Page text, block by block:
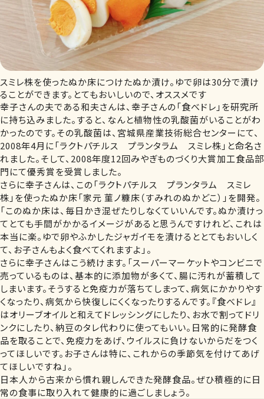
スミレ株を使ったぬか床につけたぬか漬け。ゆで卵は30分で漬け
ることができます。とてもおいしいので、オススメです
幸子さんの夫である和夫さんは、幸子さんの「食べドレ」を研究所
に持ち込みました。すると、なんと植物性の乳酸菌がいることがわ
かったのです。その乳酸菌は、宮城県産業技術総合センターにて、
2008年4月に「ラクトパチルス プランタラム スミレ株」と命名さ
れました。そして、2008年度12回みやぎものづくり大賞加工食品部
門にて優秀賞を受賞しました。
さらに幸子さんは、この「ラクトパチルス プランタラム スミレ
株」を使ったぬか床「家元 菫ノ糠床（すみれのぬかどこ）」を開発。
「このぬか床は、毎日かき混ぜたりしなくていいんです。ぬか漬けっ
てとても手間がかかるイメージがあると思うんですけれど、これは
本当に楽。ゆで卵やふかしたジャガイモを漬けるととてもおいしく
て、お子さんもよく食べてくれますよ」。
さらに幸子さんはこう続けます。「スーパーマーケットやコンビニで
売っているものは、基本的に添加物が多くて、腸に汚れが蓄積して
しまいます。そうすると免疫力が落ちてしまって、病気にかかりやす
くなったり、病気から快復しにくくなったりするんです。『食べドレ』
はオリーブオイルと和えてドレッシングにしたり、お水で割ってドリ
ンクにしたり、納豆のタレ代わりに使ってもいい。日常的に発酵食
品を取ることで、免疫力をあげ、ウイルスに負けないからだをつく
ってほしいです。お子さんは特に、これからの季節気を付けてあげ
てほしいですね」。
日本人から古来から慣れ親しんできた発酵食品。ぜひ積極的に日
常の食事に取り入れて健康的に過ごしましょう。